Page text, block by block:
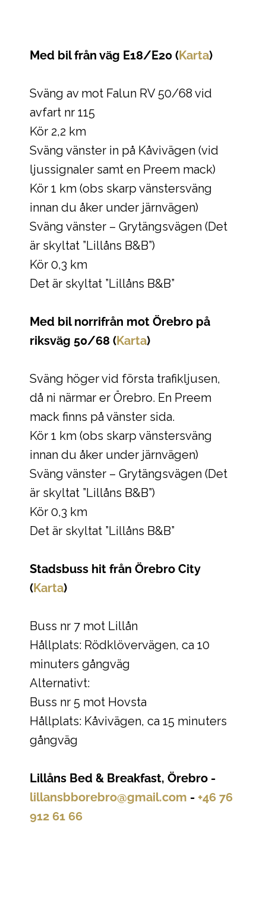
Med bil från väg E18/E20 (Karta)
Sväng av mot Falun RV 50/68 vid
avfart nr 115
Kör 2,2 km
Sväng vänster in på Kåvivägen (vid
ljussignaler samt en Preem mack)
Kör 1 km (obs skarp vänstersväng
innan du åker under järnvägen)
Sväng vänster – Grytängsvägen (Det
är skyltat ”Lillåns B&B”)
Kör 0,3 km
Det är skyltat ”Lillåns B&B”
Med bil norrifrån mot Örebro på
riksväg 50/68 (Karta)
Sväng höger vid första trafikljusen,
då ni närmar er Örebro. En Preem
mack finns på vänster sida.
Kör 1 km (obs skarp vänstersväng
innan du åker under järnvägen)
Sväng vänster – Grytängsvägen (Det
är skyltat ”Lillåns B&B”)
Kör 0,3 km
Det är skyltat ”Lillåns B&B”
Stadsbuss hit från Örebro City
(Karta)
Buss nr 7 mot Lillån
Hållplats: Rödklövervägen, ca 10
minuters gångväg
Alternativt:
Buss nr 5 mot Hovsta
Hållplats: Kåvivägen, ca 15 minuters
gångväg
Lillåns Bed & Breakfast, Örebro -
lillansbborebro@gmail.com - +46 76
912 61 66